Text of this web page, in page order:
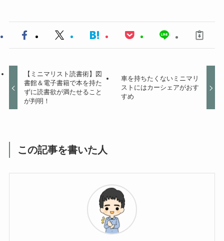
【ミニマリスト読書術】図
書館＆電子書籍で本を持た
ずに読書欲が満たせること
が判明！
車を持ちたくないミニマリ
ストにはカーシェアがおす
すめ
この記事を書いた人